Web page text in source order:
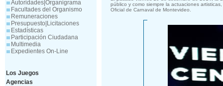
Autoridades|Organigrama
Facultades del Organismo
Remuneraciones
Presupuesto|Licitaciones
Estadísticas
Participación Ciudadana
Multimedia
Expedientes On-Line
Los Juegos
Agencias
público y como siempre la actuaciones
Oficial de Carnaval de Montevideo.